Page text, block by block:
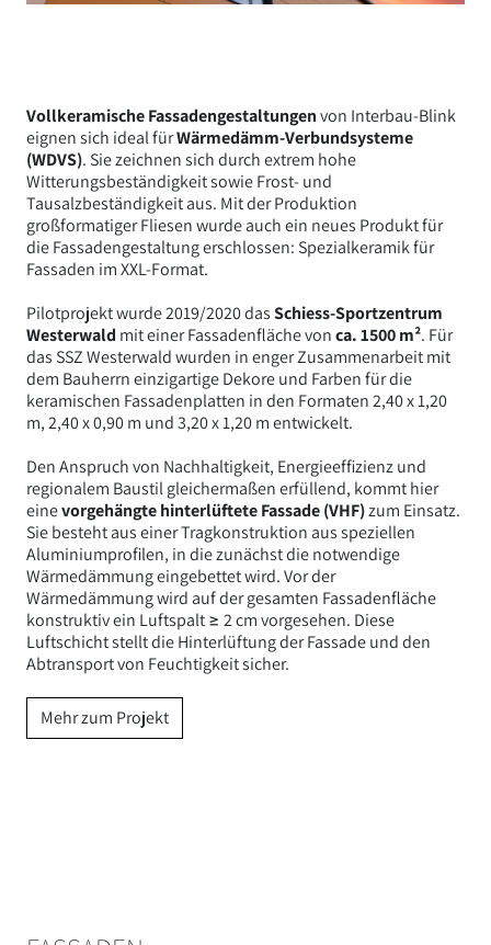
Vollkeramische Fassadengestaltungenvon Interbau-Blink
eignen sich ideal fürWärmedämm-Verbundsysteme
(WDVS). Sie zeichnen sich durch extrem hohe
Witterungsbeständigkeit sowie Frost- und
Tausalzbeständigkeit aus. Mit der Produktion
großformatiger Fliesen wurde auch ein neues Produkt für
die Fassadengestaltung erschlossen: Spezialkeramik für
Fassaden im XXL-Format.
Pilotprojekt wurde 2019/2020 dasSchiess-Sportzentrum
Westerwald mit einer Fassadenfläche vonca. 1500 m². Für
das SSZ Westerwald wurden in enger Zusammenarbeit mit
dem Bauherrn einzigartige Dekore und Farben für die
keramischen Fassadenplatten in den Formaten 2,40 x 1,20
m, 2,40 x 0,90 m und 3,20 x 1,20 m entwickelt.
Den Anspruch von Nachhaltigkeit, Energieeffizienz und
regionalem Baustil gleichermaßen erfüllend, kommt hier
einevorgehängte hinterlüftete Fassade (VHF)zum Einsatz.
Sie besteht aus einer Tragkonstruktion aus speziellen
Aluminiumprofilen, in die zunächst die notwendige
Wärmedämmung eingebettet wird. Vor der
Wärmedämmung wird auf der gesamten Fassadenfläche
konstruktiv ein Luftspalt ≥ 2 cm vorgesehen. Diese
Luftschicht stellt die Hinterlüftung der Fassade und den
Abtransport von Feuchtigkeit sicher.
Mehr zum Projekt